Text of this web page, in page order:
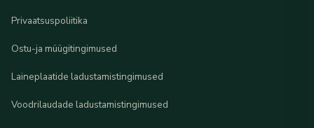
Privaatsuspoliitika
Ostu-ja müügitingimused
Laineplaatide ladustamistingimused
Voodrilaudade ladustamistingimused